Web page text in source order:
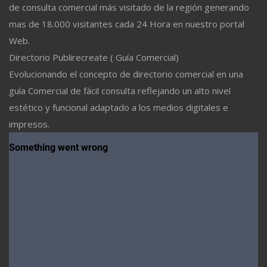
de consulta comercial más visitado de la región generando
mas de 18.000 visitantes cada 24 Hora en nuestro portal
Web.
Directorio Publirecreate ( Guía Comercial)
Evolucionando el concepto de directorio comercial en una
guía Comercial de fácil consulta reflejando un alto nivel
estético y funcional adaptado a los medios digitales e
impresos.